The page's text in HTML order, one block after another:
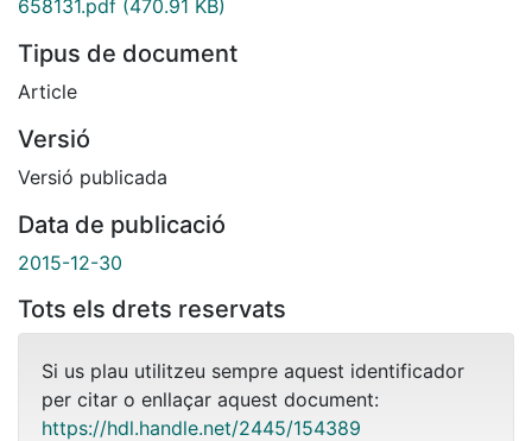
658131.pdf (470.91 KB)
Tipus de document
Article
Versió
Versió publicada
Data de publicació
2015-12-30
Tots els drets reservats
Si us plau utilitzeu sempre aquest identificador
per citar o enllaçar aquest document:
https://hdl.handle.net/2445/154389